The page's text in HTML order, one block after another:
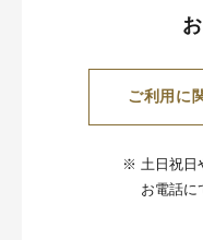
ご利用に
※ 土日祝日
お電話に